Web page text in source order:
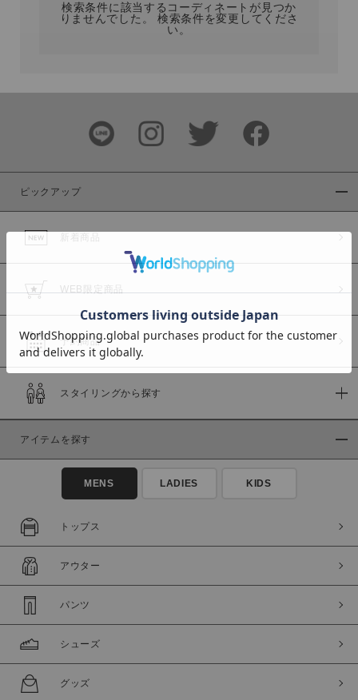
価格
～
商品タイプ
通常商品 予約商品
在庫
在庫あり 在庫なし含む
検索条件に該当するコーディネートが見つか
りませんでした。 検索条件を変更してくださ
い。
ピックアップ
新着商品
WEB限定商品
予約商品
スタイリングから探す
アイテムを探す
MENS LADIES KIDS
トップス
アウター
パンツ
シューズ
グッズ